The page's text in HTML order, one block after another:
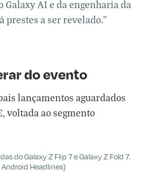
Galaxy AI e da engenharia da
prestes a ser revelado.”
do evento
lançamentos aguardados
, voltada ao segmento
do Galaxy Z Flip 7 e Galaxy Z Fold 7.
Headlines)